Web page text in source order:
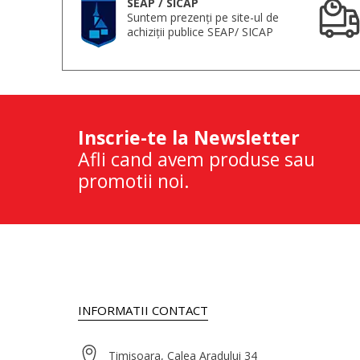
Suntem prezenți pe site-ul de
achiziții publice SEAP/ SICAP
Inscrie-te la Newsletter
Afli cand avem produse sau
promotii noi.
INFORMATII CONTACT
Timisoara, Calea Aradului 34